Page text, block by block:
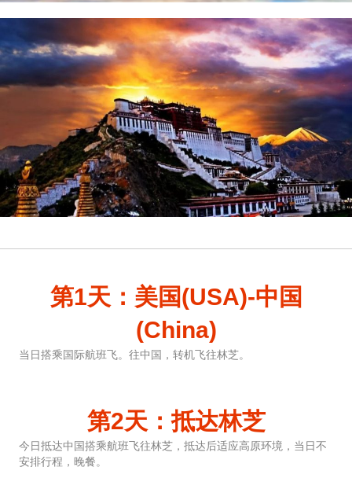
第1天：美国(USA)-中国
(China)
当日搭乘国际航班飞。往中国，转机飞往林芝。
第2天：抵达林芝
今日抵达中国搭乘航班飞往林芝，抵达后适应高原环境，当日不
安排行程，晚餐。